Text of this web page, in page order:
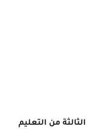
من التعليم